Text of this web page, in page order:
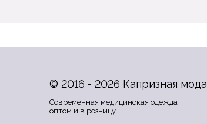
© 2016 - 2026 Капризная мода
Современная медицинская одежда
оптом и в розницу